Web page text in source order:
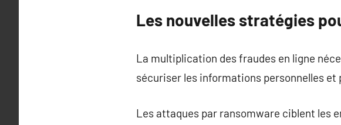
Les nouvelles stratégies
La multiplication des fraudes en ligne
sécuriser les informations personnelles et
Les attaques par ransomware ciblent les